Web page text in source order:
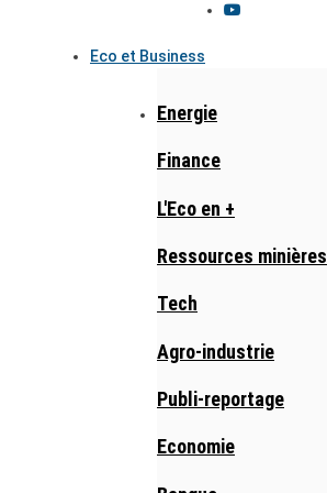
Eco et Business
Energie
Finance
L'Eco en +
Ressources minières
Tech
Agro-industrie
Publi-reportage
Economie